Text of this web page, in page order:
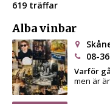
619 träffar
Alba vinbar
08-
Varför
men är